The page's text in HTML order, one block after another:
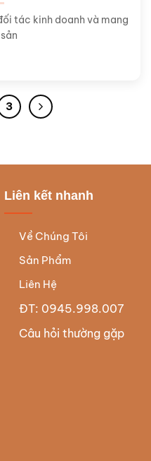
tác kinh doanh và mang
3
Liên kết nhanh
Về Chúng Tôi
Sản Phẩm
Liên Hệ
ĐT: 0945.998.007
Câu hỏi thường gặp